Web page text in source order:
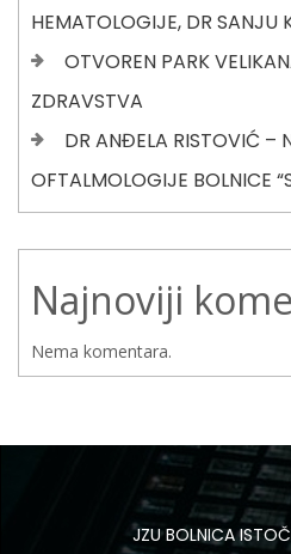
HEMATOLOGIJE, DR SANJU
OTVOREN PARK
ZDRAVSTVA
DR ANĐELA RISTOVIĆ –
OFTALMOLOGIJE BOLNICE
Najnoviji
Nema komentara.
JZU BOLNICA